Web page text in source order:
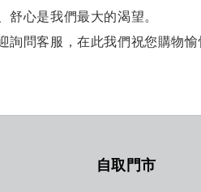
舒心是我們最大的渴望。
詢問客服，在此我們祝您購物愉
自取門市